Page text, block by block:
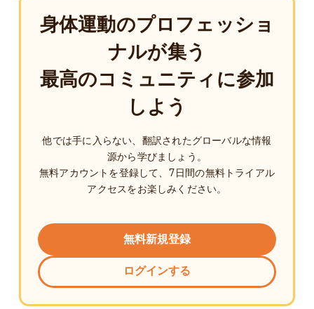
身体運動のプロフェッショ
ナルが集う
最高のコミュニティに参加
しよう
他では手に入らない、翻訳されたグローバルな情報
源から学びましょう。
無料アカウントを登録して、7日間の無料トライアル
アクセスをお楽しみください。
無料新規登録
ログインする